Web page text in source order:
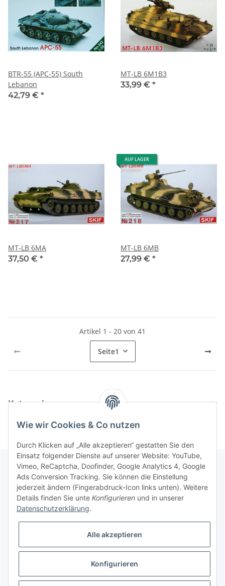
BTR-55 (APC-55) South
Lebanon
42,79 € *
MT-LB 6M1B3
33,99 € *
MT-LB 6MA
37,50 € *
AUF LAGER
MT-LB 6MB
27,99 € *
Artikel 1 - 20 von 41
Seite1
Kategorien
Informationen
Gesetzliche Informationen
* Alle Preise inkl. gesetzlicher USt., zzgl.Versand
Wie wir Cookies & Co nutzen
Durch Klicken auf „Alle akzeptieren“ gestatten Sie den
Einsatz folgender Dienste auf unserer Website: YouTube,
Vimeo, ReCaptcha, Doofinder, Google Analytics 4, Google
Ads Conversion Tracking. Sie können die Einstellung
jederzeit ändern (Fingerabdruck-Icon links unten). Weitere
Details finden Sie unte Konfigurieren und in unserer
Datenschutzerklärung.
Alle akzeptieren
Konfigurieren